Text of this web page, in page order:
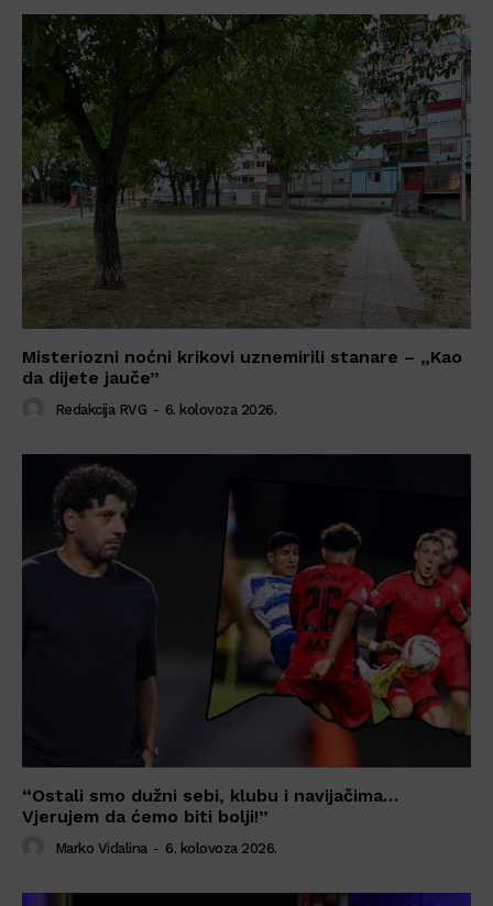
Misteriozni noćni krikovi uznemirili stanare – „Kao
da dijete jauče”
Redakcija RVG - 6. kolovoza 2026.
“Ostali smo dužni sebi, klubu i navijačima…
Vjerujem da ćemo biti bolji!”
Marko Vidalina - 6. kolovoza 2026.